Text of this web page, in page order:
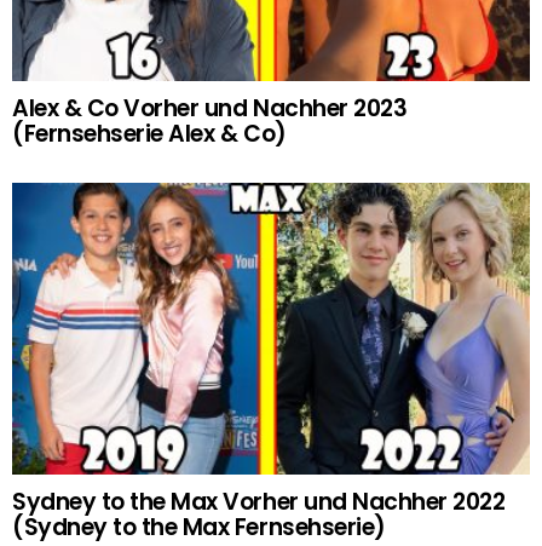
Alex & Co Vorher und Nachher 2023
(Fernsehserie Alex & Co)
Sydney to the Max Vorher und Nachher 2022
(Sydney to the Max Fernsehserie)